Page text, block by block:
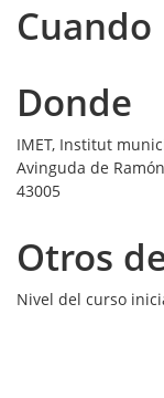
Cuando
Donde
IMET, Institut
Avinguda de
43005
Otros
Nivel del curso